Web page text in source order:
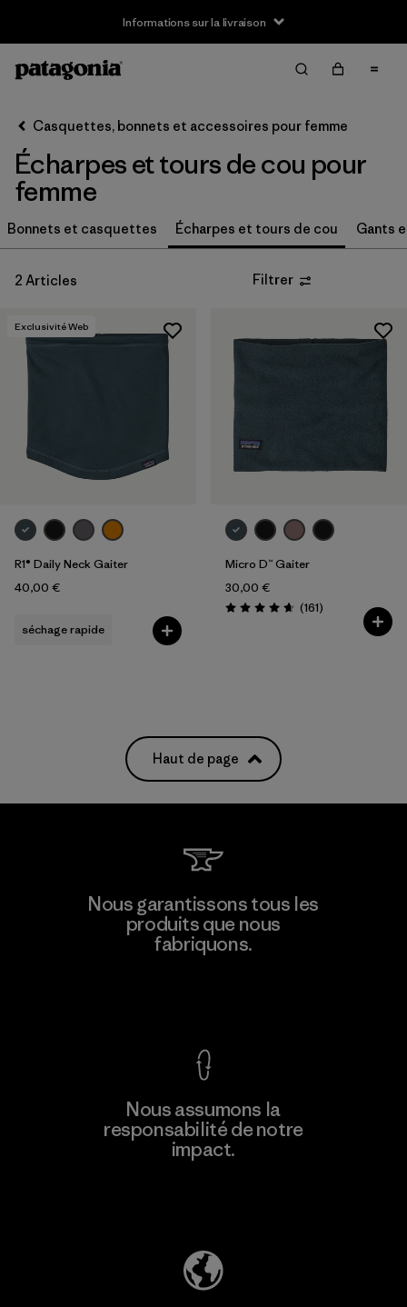
Informations sur la livraison
Filtrer par
Prix
Filtrer par
Caractéristiques
Casquettes, bonnets et accessoires pour femme
Écharpes et tours de cou pour
femme
Bonnets et casquettes Écharpes et tours de cou Gants
2 Articles Filtrer
Exclusivité Web
R1® Daily Neck Gaiter
40,00 €
séchage rapide
Micro D™ Gaiter
30,00 €
Évaluation: 4.7 / 5
(161Avis
)
Haut de page
Nous garantissons tous les
produits que nous
fabriquons.
Nous assumons la
responsabilité de notre
impact.